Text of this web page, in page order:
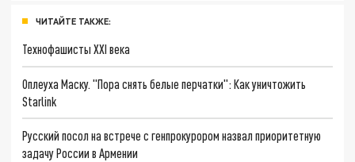
ЧИТАЙТЕ ТАКЖЕ:
Технофашисты XXI века
Оплеуха Маску. "Пора снять белые перчатки": Как уничтожить
Starlink
Русский посол на встрече с генпрокурором назвал приоритетную
задачу России в Армении